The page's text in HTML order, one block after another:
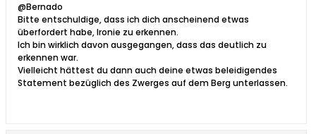
@Bernado
Bitte entschuldige, dass ich dich anscheinend etwas
überfordert habe, Ironie zu erkennen.
Ich bin wirklich davon ausgegangen, dass das deutlich zu
erkennen war.
Vielleicht hättest du dann auch deine etwas beleidigendes
Statement bezüglich des Zwerges auf dem Berg unterlassen.